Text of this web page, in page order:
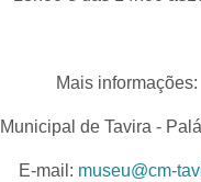
Mais informações:
de Tavira -
E-mail: museu@cm-